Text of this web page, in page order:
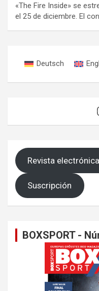
«The Fire Inside» se
el 25 de diciembre. El
Deutsch
Revista electrónica
Suscripción
BOXSPORT -